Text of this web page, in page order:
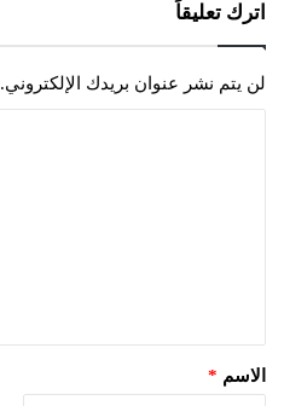
اترك تعليقاً
لن يتم نشر عنوان بريدك الإلكتروني.
الاسم *